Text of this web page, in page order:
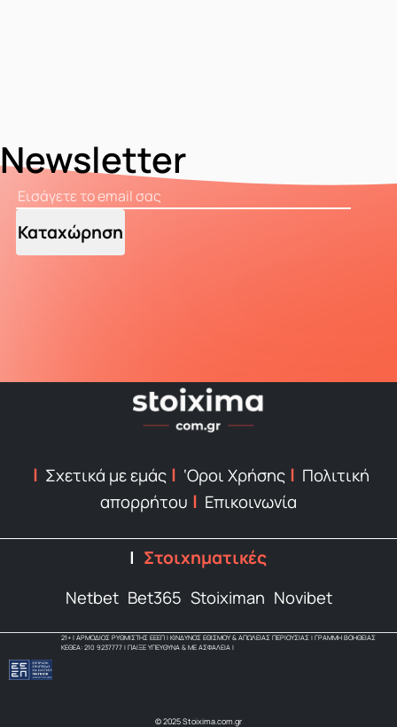
Newsletter
Καταχώρηση
Σχετικά με εμάς ‘Οροι Χρήσης
Πολιτική
απορρήτου
Επικοινωνία
Στοιχηματικές
Netbet Bet365 Stoiximan Novibet
21+ | ΑΡΜΟΔΙΟΣ ΡΥΘΜΙΣΤΗΣ ΕΕΕΠ | ΚΙΝΔΥΝΟΣ ΕΘΙΣΜΟΥ & ΑΠΩΛΕΙΑΣ ΠΕΡΙΟΥΣΙΑΣ | ΓΡΑΜΜΗ ΒΟΗΘΕΙΑΣ
ΚΕΘΕΑ: 210 9237777 | ΠΑΙΞΕ ΥΠΕΥΘΥΝΑ & ΜΕ ΑΣΦΑΛΕΙΑ |
© 2025 Stoixima.com.gr